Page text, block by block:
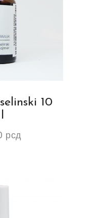
10
рсд